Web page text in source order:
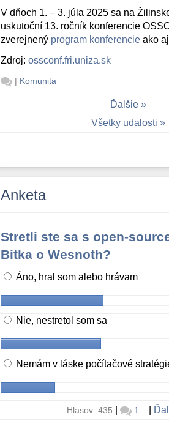
V dňoch 1. – 3. júla 2025 sa na
uskutoční 13. ročník konferencie
zverejnený program konferencie ako aj
Zdroj:ossconf.fri.uniza.sk
| Komunita
Ďalšie
Všetky udalosti
Anketa
Stretli ste sa s open-
Bitka o Wesnoth?
Áno, hral som alebo hrávam
Nie, nestretol som sa
Nemám v láske počítačové
Hlasov: 435 | 1